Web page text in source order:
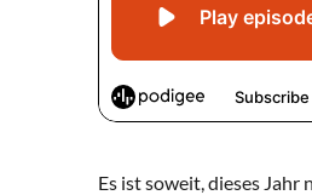
Es ist soweit, dieses Jahr